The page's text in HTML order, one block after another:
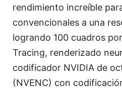
rendimiento increíble
convencionales a una
logrando 100 cuadros
Tracing, renderizado
codificador NVIDIA de
(NVENC) con